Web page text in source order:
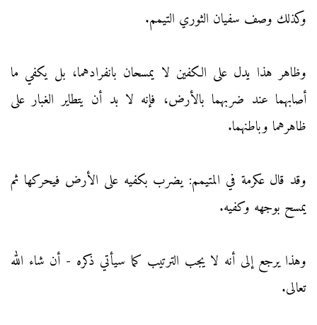
وكذلك وصف سفيان الثوري التيمم.
وظاهر هذا يدل على الكفين لا يمسحان بانفرادهما، بل يكفي ما
أصابهما عند ضربهما بالأرض، فإنه لا بد أن يتطاير الغبار على
ظاهرهما وباطنهما.
وقد قال عكرمة في المتيمم: يضرب بكفيه على الأرض فيحركها ثم
يمسح بوجهه وكفيه.
وهذا يرجع إلى أنه لا يجب الترتيب كما سيأتي ذكره - أن شاء الله
تعالى.